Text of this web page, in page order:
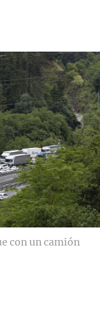
con un camión